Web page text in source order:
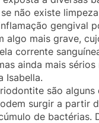
não existe
gengival
algo mais grave,
corrente
ainda mais
Isabella.
são alguns
surgir a partir
de bactérias.